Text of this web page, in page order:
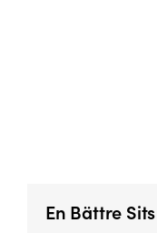
En Bättre